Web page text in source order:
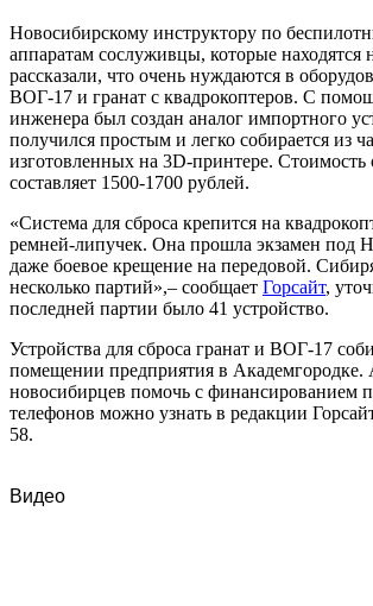
Новосибирскому инструктору по
аппаратам сослуживцы, которые находятся
рассказали, что очень нуждаются в
ВОГ-17 и гранат с квадрокоптеров. С
инженера был создан аналог импортного
получился простым и легко собирается из
изготовленных на 3D-принтере. Стоимость
составляет 1500-1700 рублей.
«Система для сброса крепится на
ремней-липучек. Она прошла экзамен под
даже боевое крещение на передовой.
несколько партий»,– сообщает Горсайт,
последней партии было 41 устройство.
Устройства для сброса гранат и ВОГ-17
помещении предприятия в Академгородке.
новосибирцев помочь с финансированием
телефонов можно узнать в редакции
58.
Видео